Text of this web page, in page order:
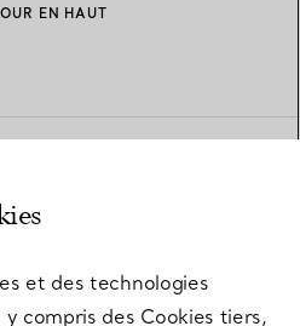
EN HAUT
Or rose
de la Maison, notre collection
est une véritable expression
et des technologies
compris des Cookies tiers,